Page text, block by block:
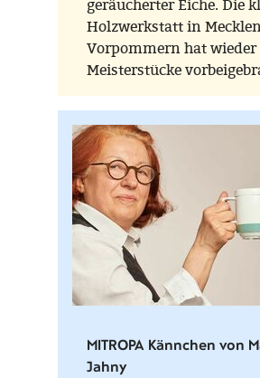
geräucherter Eiche. Die
Holzwerkstatt in
Vorpommern hat wieder
Meisterstücke
MITROPA Kännchen von
Jahny